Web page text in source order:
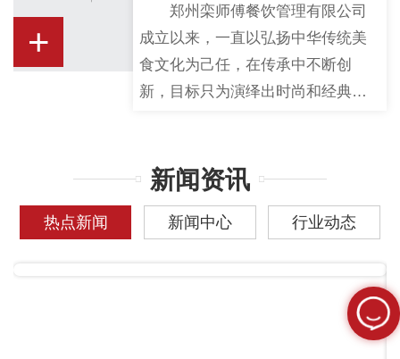
+
郑州栾师傅餐饮管理有限公司
成立以来，一直以弘扬中华传统美
食文化为己任，在传承中不断创
新，目标只为演绎出时尚和经典…
新闻资讯
热点新闻 新闻中心 行业动态